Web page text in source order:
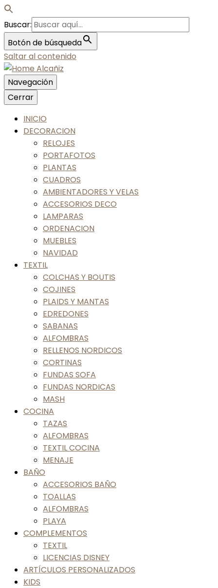
Buscar:
Botón de búsqueda
Saltar al contenido
Home Alcañiz
Nos gusta tu casa, nos gustas tú
Navegación
Cerrar
INICIO
DECORACION
RELOJES
PORTAFOTOS
PLANTAS
CUADROS
AMBIENTADORES Y VELAS
ACCESORIOS DECO
LAMPARAS
ORDENACION
MUEBLES
NAVIDAD
TEXTIL
COLCHAS Y BOUTIS
COJINES
PLAIDS Y MANTAS
EDREDONES
SABANAS
ALFOMBRAS
RELLENOS NORDICOS
CORTINAS
FUNDAS SOFA
FUNDAS NORDICAS
MASH
COCINA
TAZAS
ALFOMBRAS
TEXTIL COCINA
MENAJE
BAÑO
ACCESORIOS BAÑO
TOALLAS
ALFOMBRAS
PLAYA
COMPLEMENTOS
TEXTIL
LICENCIAS DISNEY
ARTÍCULOS PERSONALIZADOS
KIDS